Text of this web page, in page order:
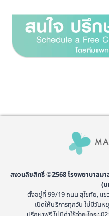
สงวนลิขสิทธิ์ ©2568 โรงพยาบาลม
(
ตั้งอยู่ที่ 99/19 ถนน สุโขทัย, แข
เปิดให้บริการทุกวัน ไม่มีวันห